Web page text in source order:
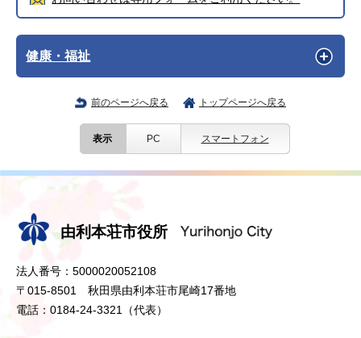
健康・福祉
前のページへ戻る トップページへ戻る
表示 PC スマートフォン
由利本荘市役所
法人番号：5000020052108
〒015-8501 秋田県由利本荘市尾崎17番地
電話：0184-24-3321（代表）